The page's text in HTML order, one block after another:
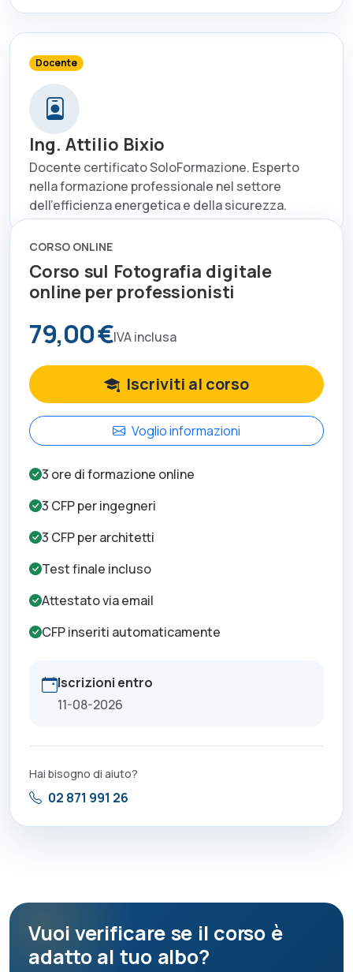
Docente
Ing. Attilio Bixio
Docente certificato SoloFormazione. Esperto
nella formazione professionale nel settore
dell'efficienza energetica e della sicurezza.
CORSO ONLINE
Corso sul Fotografia digitale
online per professionisti
79,00 €IVA inclusa
Iscriviti al corso
Voglio informazioni
3 ore di formazione online
3 CFP peringegneri
3 CFP perarchitetti
Test finale incluso
Attestato via email
CFP inseriti automaticamente
Iscrizioni entro
11-08-2026
Hai bisogno di aiuto?
02 871 991 26
Vuoi verificare se il corso è
adatto al tuo albo?